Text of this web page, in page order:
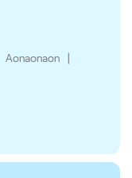
Aonaonaon |